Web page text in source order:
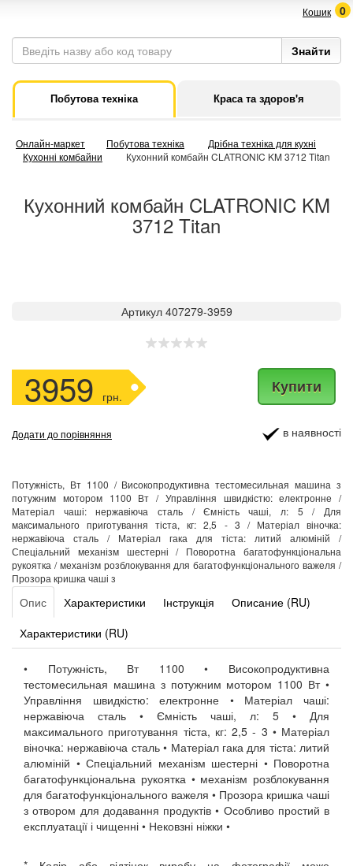
Кошик 0
Побутова техніка Краса та здоров'я
Онлайн-маркет Побутова техніка
Дрібна техніка для кухні
Кухонні комбайни
Кухонний комбайн CLATRONIC KM 3712 Titan
Кухонний комбайн CLATRONIC KM
3712 Titan
Артикул 407279-3959
3959 грн.
Додати до порівняння
Купити
в наявності
Потужність, Вт 1100 / Високопродуктивна тестомесильная машина з
потужним мотором 1100 Вт / Управління швидкістю: електронне /
Матеріал чаші: нержавіюча сталь / Ємність чаші, л: 5 / Для
максимального приготування тіста, кг: 2,5 - 3 / Матеріал віночка:
нержавіюча сталь / Матеріал гака для тіста: литий алюміній /
Спеціальний механізм шестерні / Поворотна багатофункціональна
рукоятка / механізм розблокування для багатофункціонального важеля /
Прозора кришка чаші з
Опис Характеристики Інструкція
Описание (RU)
Характеристики (RU)
• Потужність, Вт 1100 • Високопродуктивна
тестомесильная машина з потужним мотором 1100 Вт •
Управління швидкістю: електронне • Матеріал чаші:
нержавіюча сталь • Ємність чаші, л: 5 • Для
максимального приготування тіста, кг: 2,5 - 3 • Матеріал
віночка: нержавіюча сталь • Матеріал гака для тіста: литий
алюміній • Спеціальний механізм шестерні • Поворотна
багатофункціональна рукоятка • механізм розблокування
для багатофункціонального важеля • Прозора кришка чаші
з отвором для додавання продуктів • Особливо простий в
експлуатації і чищенні • Нековзні ніжки •